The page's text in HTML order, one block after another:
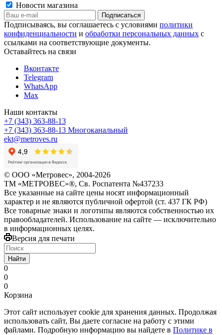
Новости магазина
Подписываясь, вы соглашаетесь с условиями политики
конфиденциальности и обработки персональных данных с
ссылками на соответствующие документы.
Оставайтесь на связи
Вконтакте
Telegram
WhatsApp
Max
Наши контакты
+7 (343) 363-88-13
+7 (343) 363-88-13 Многоканальный
ekt@metroves.ru
© ООО «Метровес», 2004-2026
ТМ «МЕТРОВЕС»®, Св. Роспатента №4​3​7​2​3​3
Все указанные на сайте цены носят информационный
характер и не являются публичной офертой (ст. 437 ГК РФ)
Все товарные знаки и логотипы являются собственностью их
правообладателей. Использование на сайте — исключительно
в информационных целях.
Версия для печати
Найти
0
0
0
Корзина
Этот сайт использует cookie для хранения данных. Продолжая
использовать сайт, Вы даете согласие на работу с этими
файлами. Подробную информацию вы найдете в Политике в